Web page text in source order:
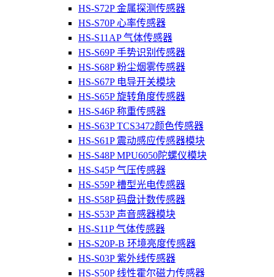
HS-S72P 金属探测传感器
HS-S70P 心率传感器
HS-S11AP 气体传感器
HS-S69P 手势识别传感器
HS-S68P 粉尘烟雾传感器
HS-S67P 电导开关模块
HS-S65P 旋转角度传感器
HS-S46P 称重传感器
HS-S63P TCS3472颜色传感器
HS-S61P 震动感应传感器模块
HS-S48P MPU6050陀螺仪模块
HS-S45P 气压传感器
HS-S59P 槽型光电传感器
HS-S58P 码盘计数传感器
HS-S53P 声音感器模块
HS-S11P 气体传感器
HS-S20P-B 环境亮度传感器
HS-S03P 紫外线传感器
HS-S50P 线性霍尔磁力传感器